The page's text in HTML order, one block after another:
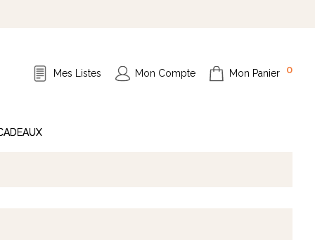
Mes Listes Mon Compte Mon Panier 0